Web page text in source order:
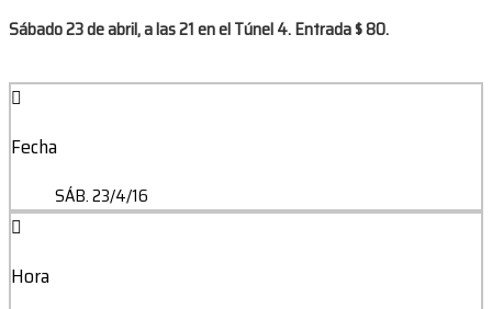
Sábado 23 de abril, a las 21 en el Túnel 4. Entrada $ 80.
Fecha
SÁB. 23/4/16
Hora